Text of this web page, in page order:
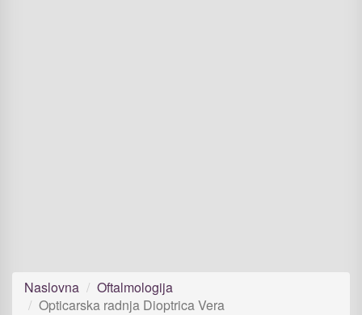
Naslovna
Oftalmologija
Opticarska radnja Dioptrica Vera